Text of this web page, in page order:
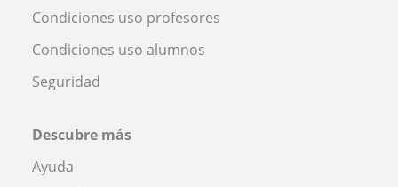
Condiciones uso profesores
Condiciones uso alumnos
Seguridad
Descubre más
Ayuda